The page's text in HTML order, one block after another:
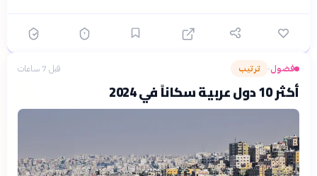
فضول› ترتيب قبل 7 ساعات
أكثر 10 دول عربية سكاناً في 2024